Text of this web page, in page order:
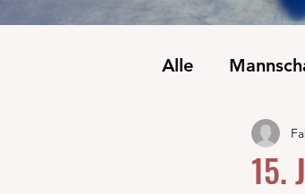
Alle
15.